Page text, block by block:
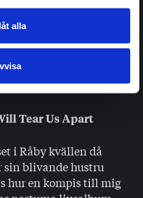
alla
på skivan första
tårögd av glädje över
Och ”Seven
är N´Dour när han är
Tear Us Apart
i Råby kvällen då
blivande hustru
hur en kompis till mig